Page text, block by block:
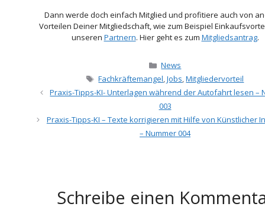
Dann werde doch einfach Mitglied und profitiere auch von
Vorteilen Deiner Mitgliedschaft, wie zum Beispiel
unseren Partnern. Hier geht es zum Mitgliedsantrag.
Kategorien
News
Schlagwörter
Fachkräftemangel,Jobs,Mitgliedervorteil
Praxis-Tipps-KI- Unterlagen während der Autofahrt lesen –
003
Praxis-Tipps-KI – Texte korrigieren mit Hilfe von Künstlicher
– Nummer 004
Schreibe einen